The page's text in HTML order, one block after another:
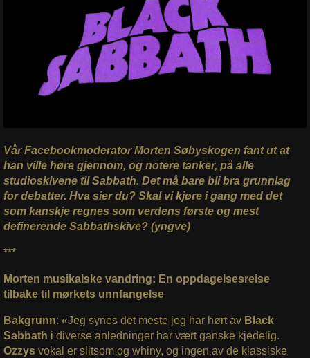
Vår Facebookmoderator Morten Søbyskogen fant ut at
han ville høre gjennom, og notere tanker, på alle
studioskivene til Sabbath. Det må bare bli bra grunnlag
for debatter. Hva sier du? Skal vi kjøre i gang med det
som kanskje regnes som verdens første og mest
definerende Sabbathskive? (yngve)
***
Morten musikalske vandring: En oppdagelsesreise
tilbake til mørkets unnfangelse
Bakgrunn: «Jeg synes det meste jeg har hørt avBlack
Sabbath i diverse anledninger har vært ganske kjedelig.
Ozzysvokal er slitsom og whiny, og ingen av de klassiske